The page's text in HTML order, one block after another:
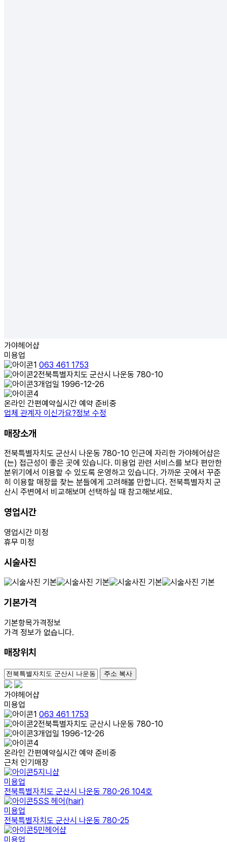
가야헤어샵
미용업
063 461 1753
전북특별자치도 군산시 나운동 780-10
개업일 1996-12-26
온라인 간편예약실시간 예약 준비중
업체 관계자 이신가요?정보 수정
매장소개
전북특별자치도 군산시 나운동 780-10 인근에 자리한 가야헤어샵은
(는) 접근성이 좋은 곳에 있습니다. 미용업 관련 서비스를 보다 편안한
분위기에서 이용할 수 있도록 운영하고 있습니다. 가까운 곳에서 꾸준
히 이용할 매장을 찾는 분들에게 고려해볼 만합니다. 전북특별자치 군
산시 주변에서 비교해보며 선택하실 때 참고해보세요.
영업시간
영업시간 미정
휴무 미정
시술사진
기본가격
기본항목가격정보
가격 정보가 없습니다.
매장위치
주소 복사
가야헤어샵
미용업
063 461 1753
전북특별자치도 군산시 나운동 780-10
개업일 1996-12-26
온라인 간편예약실시간 예약 준비중
근처 인기매장
지니샵
미용업
전북특별자치도 군산시 나운동 780-26 104호
SS 헤어(hair)
미용업
전북특별자치도 군산시 나운동 780-25
민헤어샵
미용업